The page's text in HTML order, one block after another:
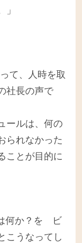
て、人時を取
社長の声で
ールは、何の
られなかった
ことが目的に
何か？を ビ
こうなってし